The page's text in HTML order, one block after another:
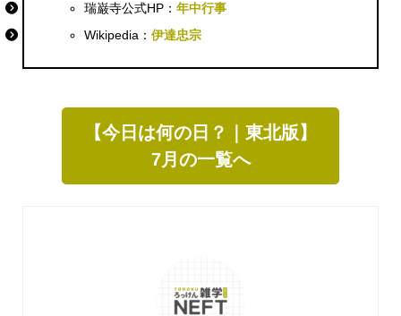
瑞巌寺公式HP：年中行事
Wikipedia：伊達忠宗
【今日は何の日？｜東北版】
7月の一覧へ